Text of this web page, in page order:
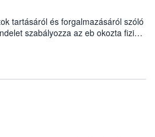
tartásáról és forgalmazásáról szóló
szabályozza az eb okozta fizikai
keletkezésekor felmerülő
a veszélyes eb tartását és annak
megítélésében jártas szakértőt.